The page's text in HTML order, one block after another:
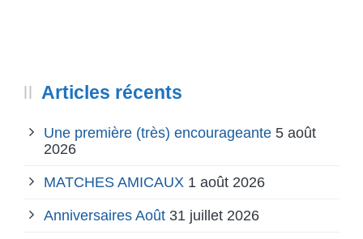
Articles récents
Une première (très) encourageante 5 août
2026
MATCHES AMICAUX 1 août 2026
Anniversaires Août 31 juillet 2026